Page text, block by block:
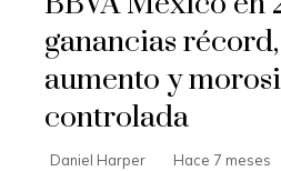
ganancias
aumento y
controlada
Daniel Harper Hace 7 meses